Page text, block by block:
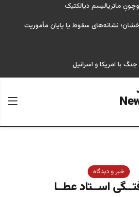
ماتریالیسم دیالکتیک
نشانه‌های سقوط یا پایان مأموریت
جنگ با امریکا و اسرائیل
خبر و دیدگاه
اســتاد عطــا